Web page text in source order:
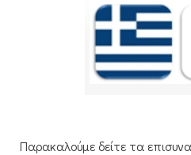
Παρακαλούμε δείτε τα